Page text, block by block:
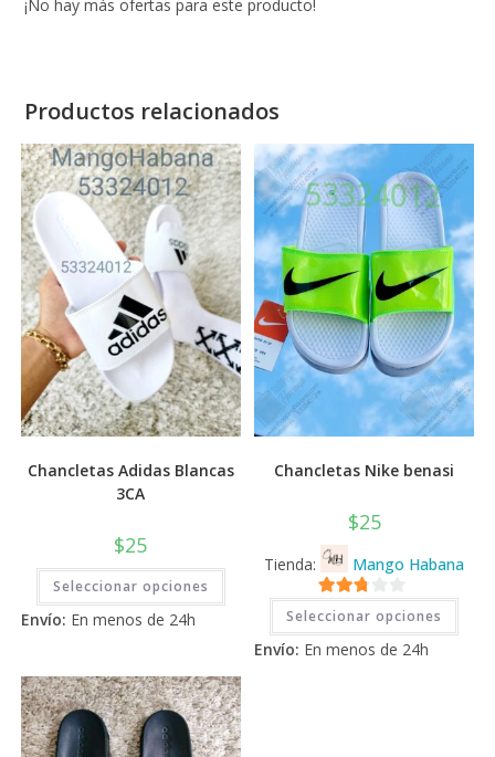
¡No hay más ofertas para este producto!
Productos relacionados
Chancletas Adidas Blancas
3CA
$25
Seleccionar opciones
Este
tiene
múltiples
variantes.
se
pueden
elegir
en
la
Envío: En menos de 24h
Chancletas Nike benasi
$25
Tienda: Mango Habana
2.71
de 5
Seleccionar opciones
Este
tiene
Envío: En menos de 24h